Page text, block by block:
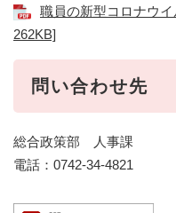
職員の新型コロナウ
262KB]
問い合わせ先
総合政策部 人事課
電話：0742-34-4821